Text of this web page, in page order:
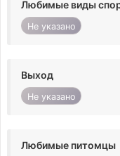
Любимые виды
Не указано
Выход
Не указано
Любимые питомцы